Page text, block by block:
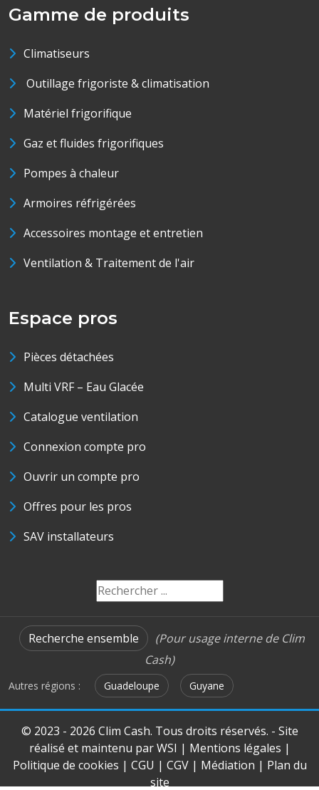
Gamme de produits
Climatiseurs
Outillage frigoriste & climatisation
Matériel frigorifique
Gaz et fluides frigorifiques
Pompes à chaleur
Armoires réfrigérées
Accessoires montage et entretien
Ventilation & Traitement de l'air
Espace pros
Pièces détachées
Multi VRF – Eau Glacée
Catalogue ventilation
Connexion compte pro
Ouvrir un compte pro
Offres pour les pros
SAV installateurs
Recherche ensemble
(Pour usage interne de Clim
Cash)
Autres régions : Guadeloupe Guyane
© 2023 - 2026 Clim Cash. Tous droits réservés. - Site
réalisé et maintenu parWSI | Mentions légales |
Politique de cookies | CGU | CGV| Médiation | Plan du
site